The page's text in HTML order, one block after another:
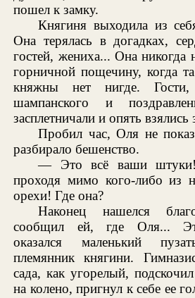
пошел к замку.
Княгиня выходила из
Она терялась в догадках,
гостей, жениха... Она никогда
горничной пощечину, когда
княжны нет нигде.
шампанского и
засплетничали и опять взялись
Пробил час, Оля не
разбирало бешенство.
— Это всё ваши
проходя мимо кого-либо из
орехи! Где она?
Наконец нашелся
сообщил ей, где Оля...
оказался маленький
племянник княгини.
сада, как угорелый,
на колено, пригнул к себе ее